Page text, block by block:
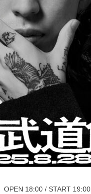
OPEN 18:00 / START 19:00